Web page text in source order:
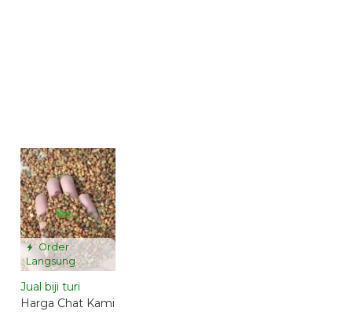
Order
Langsung
Jual biji turi
Harga Chat Kami